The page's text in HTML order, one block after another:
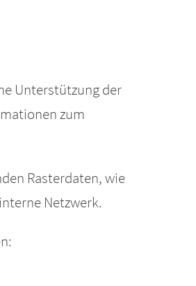
Unterstützung der
zum
Rasterdaten, wie
Netzwerk.